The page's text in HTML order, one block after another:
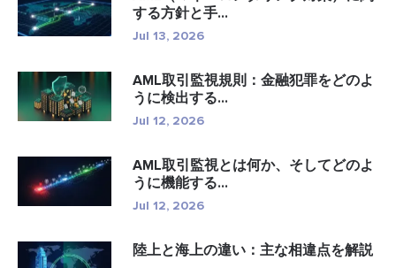
する方針と手...
Jul 13, 2026
AML取引監視規則：金融犯罪をどのよ
うに検出する...
Jul 12, 2026
AML取引監視とは何か、そしてどのよ
うに機能する...
Jul 12, 2026
陸上と海上の違い：主な相違点を解説